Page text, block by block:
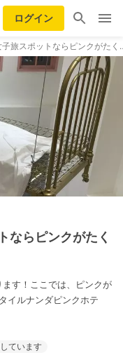
ログイン
子旅スポットならピンクがた
ならピンクがたく
す！ここでは、ピンクが
イルナンダピンクホテ
ています